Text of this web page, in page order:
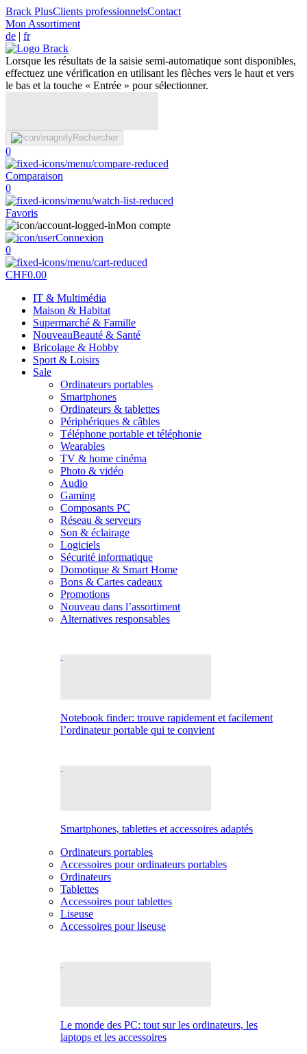
Brack PlusClients professionnelsContact
Mon Assortiment
de | fr
Lorsque les résultats de la saisie semi-automatique sont disponibles,
effectuez une vérification en utilisant les flèches vers le haut et vers
le bas et la touche « Entrée » pour sélectionner.
Rechercher
0
Comparaison
0
Favoris
Mon compte
Connexion
0
CHF0.00
IT & Multimédia
Maison & Habitat
Supermarché & Famille
NouveauBeauté & Santé
Bricolage & Hobby
Sport & Loisirs
Sale
Ordinateurs portables
Smartphones
Ordinateurs & tablettes
Périphériques & câbles
Téléphone portable et téléphonie
Wearables
TV & home cinéma
Photo & vidéo
Audio
Gaming
Composants PC
Réseau & serveurs
Son & éclairage
Logiciels
Sécurité informatique
Domotique & Smart Home
Bons & Cartes cadeaux
Promotions
Nouveau dans l’assortiment
Alternatives responsables
Notebook finder: trouve rapidement et facilement
l’ordinateur portable qui te convient
Smartphones, tablettes et accessoires adaptés
Ordinateurs portables
Accessoires pour ordinateurs portables
Ordinateurs
Tablettes
Accessoires pour tablettes
Liseuse
Accessoires pour liseuse
Le monde des PC: tout sur les ordinateurs, les
laptops et les accessoires